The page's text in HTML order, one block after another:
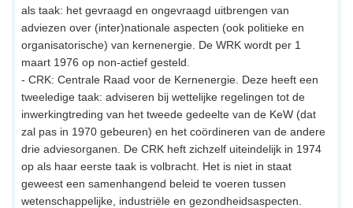
als taak: het gevraagd en ongevraagd uitbrengen van
adviezen over (inter)nationale aspecten (ook politieke en
organisatorische) van kernenergie. De WRK wordt per 1
maart 1976 op non-actief gesteld.
- CRK: Centrale Raad voor de Kernenergie. Deze heeft een
tweeledige taak: adviseren bij wettelijke regelingen tot de
inwerkingtreding van het tweede gedeelte van de KeW (dat
zal pas in 1970 gebeuren) en het coördineren van de andere
drie adviesorganen. De CRK heft zichzelf uiteindelijk in 1974
op als haar eerste taak is volbracht. Het is niet in staat
geweest een samenhangend beleid te voeren tussen
wetenschappelijke, industriële en gezondheidsaspecten.